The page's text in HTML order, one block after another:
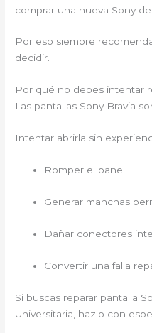
comprar una nueva Sony
Por eso siempre
decidir.
Por qué no debes intentar
Las pantallas Sony Bravia
Intentar abrirla sin
Romper el panel
Generar manchas
Dañar conectores
Convertir una falla
Si buscas reparar pantalla
Universitaria, hazlo con